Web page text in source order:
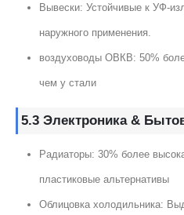
Вывески: Устойчивые к УФ-
наружного применения.
воздуховоды ОВКВ: 50%
чем у стали
5.3 Электроника &
Радиаторы: 30% более
пластиковые альтернативы
Облицовка холодильника: